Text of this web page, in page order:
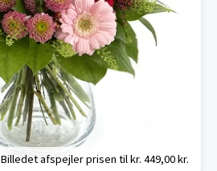
Billedet afspejler prisen til kr. 449,00 kr.